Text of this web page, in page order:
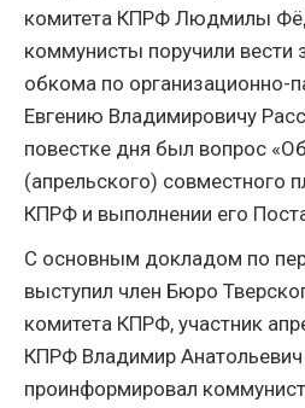
комитета КПРФ Людмилы
коммунисты поручили вести
обкома по организационно-
Евгению Владимировичу
повестке дня был вопрос
(апрельского) совместного
КПРФ и выполнении его
С основным докладом по
выступил член Бюро
комитета КПРФ, участник
КПРФ Владимир
проинформировал